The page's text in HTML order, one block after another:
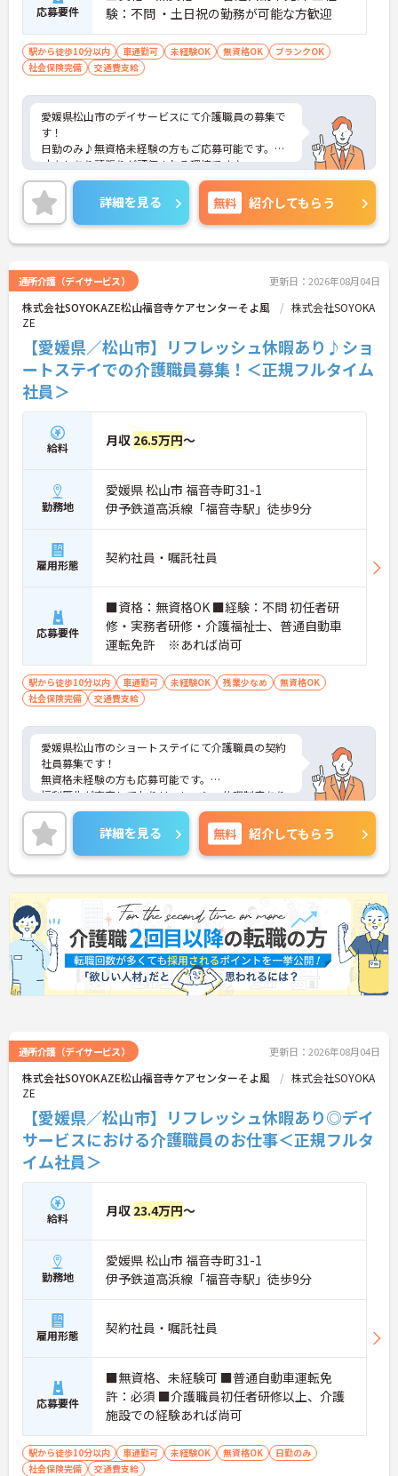
応募要件
験：不問 ・土日祝の勤務が可能な方歓迎
駅から徒歩10分以内 車通勤可 未経験OK 無資格OK
ブランクOK
社会保険完備
交通費支給
愛媛県松山市のデイサービスにて介護職員の募集で
す！
日勤のみ♪無資格未経験の方もご応募可能です。
寸志もあり頑張りが評価される環境です♪
ご興味ある方には、面接対策ポイントなど、詳細を
お話しいたしますのでお気軽にご相談ください。
詳細を見る 無料 紹介してもらう
通所介護（デイサービス） 更新日：2026年08月04日
株式会社SOYOKAZE松山福音寺ケアセンターそよ風
株式会社SOYOKA
ZE
【愛媛県／松山市】リフレッシュ休暇あり♪ショ
ートステイでの介護職員募集！＜正規フルタイム
社員＞
給料 月収 26.5万円～
勤務地
愛媛県 松山市 福音寺町31-1
伊予鉄道高浜線「福音寺駅」徒歩9分
雇用形態 契約社員・嘱託社員
応募要件
■資格：無資格OK ■経験：不問 初任者研
修・実務者研修・介護福祉士、普通自動車
運転免許 ※あれば尚可
駅から徒歩10分以内 車通勤可 未経験OK 残業少なめ
無資格OK
社会保険完備
交通費支給
愛媛県松山市のショートステイにて介護職員の契約
社員募集です！
無資格未経験の方も応募可能です。
福利厚生が充実しておりリフレッシュ休暇制度あり
◎残業は月10時間未満と少なくプライベートとの両
立もしやすい環境です。
ご興味のある方には、面接対策ポイントなどさらに
詳細をお話いたしますので、お気軽にご相談くださ
い。
詳細を見る 無料 紹介してもらう
通所介護（デイサービス） 更新日：2026年08月04日
株式会社SOYOKAZE松山福音寺ケアセンターそよ風
株式会社SOYOKA
ZE
【愛媛県／松山市】リフレッシュ休暇あり◎デイ
サービスにおける介護職員のお仕事＜正規フルタ
イム社員＞
給料 月収 23.4万円～
勤務地
愛媛県 松山市 福音寺町31-1
伊予鉄道高浜線「福音寺駅」徒歩9分
雇用形態 契約社員・嘱託社員
応募要件
■無資格、未経験可 ■普通自動車運転免
許：必須 ■介護職員初任者研修以上、介護
施設での経験あれば尚可
駅から徒歩10分以内 車通勤可 未経験OK 無資格OK
日勤のみ
社会保険完備
交通費支給